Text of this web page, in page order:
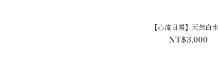
【心流日晷】天然白
NT$3,000